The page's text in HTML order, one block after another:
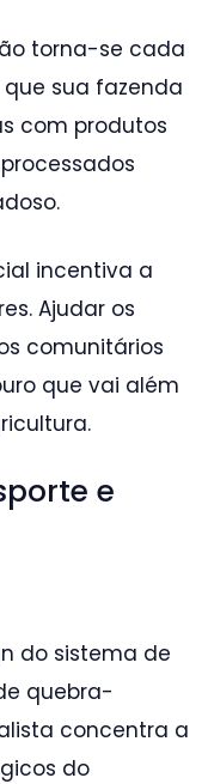
torna-se cada
sua fazenda
com produtos
incentiva a
Ajudar os
comunitários
que vai além
e
do sistema de
quebra-
concentra a
do